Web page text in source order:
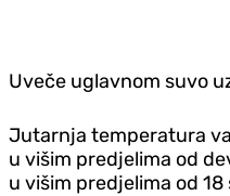
Uveče uglavnom suvo
Jutarnja temperatura
u višim predjelima od
u višim predjelima od